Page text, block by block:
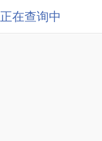
正在查询中